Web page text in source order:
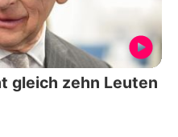
gleich zehn Leuten